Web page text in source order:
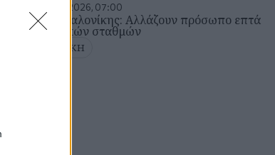
Τετάρτη 17 Ιου 2026, 07:00
Δήμος Θεσσαλονίκης: Αλλάζουν πρόσωπο επτά
αυλές παιδικών σταθμών
ΘΕΣΣΑΛΟΝΙΚΗ